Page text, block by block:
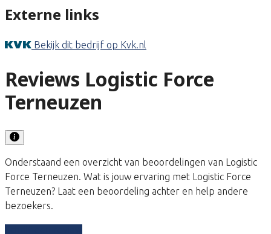
Externe links
Bekijk dit bedrijf op Kvk.nl
Reviews Logistic Force
Terneuzen
Onderstaand een overzicht van beoordelingen van Logistic
Force Terneuzen. Wat is jouw ervaring met Logistic Force
Terneuzen? Laat een beoordeling achter en help andere
bezoekers.